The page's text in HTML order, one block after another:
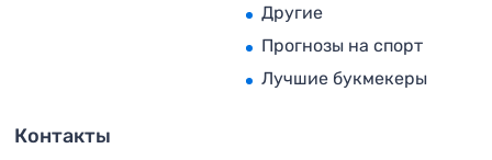
Другие
Прогнозы на спорт
Лучшие букмекеры
Контакты